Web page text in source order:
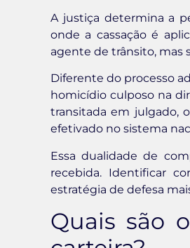
A justiça determina a
onde a cassação é
agente de trânsito, mas
Diferente do processo
homicídio culposo na
transitada em julgado,
efetivado no sistema
Essa dualidade de
recebida. Identificar
estratégia de defesa
Quais são